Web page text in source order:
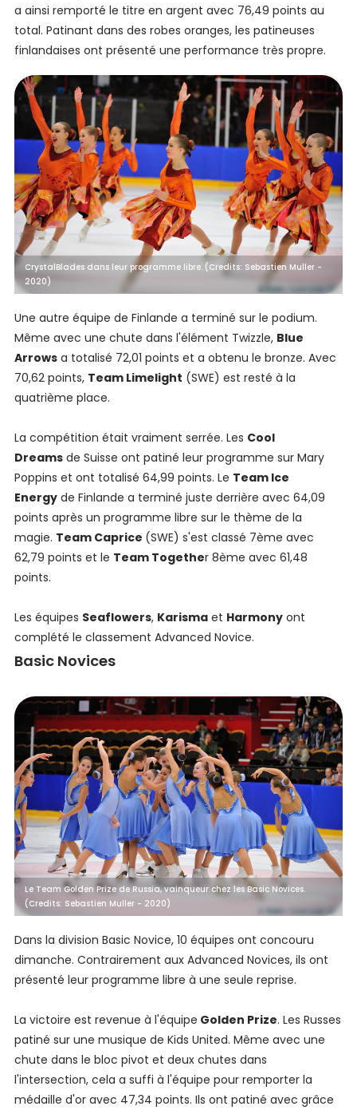
a ainsi remporté le titre en argent avec 76,49 points au
total. Patinant dans des robes oranges, les patineuses
finlandaises ont présenté une performance très propre.
CrystalBlades dans leur programme libre. (Credits: Sebastien Muller -
2020)
Une autre équipe de Finlande a terminé sur le podium.
Même avec une chute dans l'élément Twizzle, Blue
Arrowsa totalisé 72,01 points et a obtenu le bronze. Avec
70,62 points, Team Limelight (SWE) est resté à la
quatrième place.
La compétition était vraiment serrée. Les Cool
Dreamsde Suisse ont patiné leur programme sur Mary
Poppins et ont totalisé 64,99 points. Le Team Ice
Energyde Finlande a terminé juste derrière avec 64,09
points après un programme libre sur le thème de la
magie. Team Caprice (SWE) s'est classé 7ème avec
62,79 points et le Team Together 8ème avec 61,48
points.
Les équipes Seaflowers, Karismaet Harmonyont
complété le classement Advanced Novice.
Basic Novices
Le Team Golden Prize de Russia, vainqueur chez les Basic Novices.
(Credits: Sebastien Muller - 2020)
Dans la division Basic Novice, 10 équipes ont concouru
dimanche. Contrairement aux Advanced Novices, ils ont
présenté leur programme libre à une seule reprise.
La victoire est revenue à l'équipe Golden Prize. Les Russes
patiné sur une musique de Kids United. Même avec une
chute dans le bloc pivot et deux chutes dans
l'intersection, cela a suffi à l'équipe pour remporter la
médaille d'or avec 47,34 points. Ils ont patiné avec grâce